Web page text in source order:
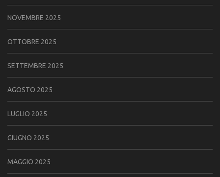
NOVEMBRE 2025
OTTOBRE 2025
SETTEMBRE 2025
AGOSTO 2025
LUGLIO 2025
GIUGNO 2025
MAGGIO 2025